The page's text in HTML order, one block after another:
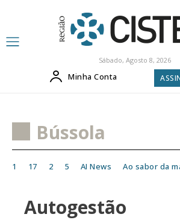
Sábado, Agosto 8, 2026
Minha Conta
Bússola
1 17 2 5 AI News Ao sabor da
Autogestão